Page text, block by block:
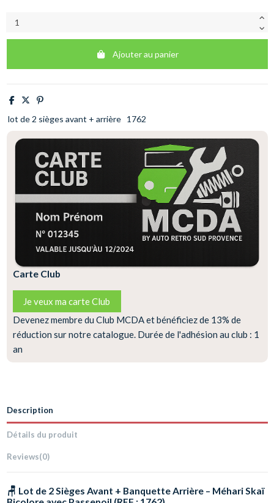
Ajouter au panier
lot de 2 sièges avant + arrière 1762
Carte Club
Je veux ma carte Club
Devenez membre du Club MCDA et bénéficiez de 13% de
réduction sur notre catalogue. Durée de l'adhésion au club : 1
an
Description
Détails du produit
Reviews(0)
🪑 Lot de 2 Sièges Avant + Banquette Arrière – Méhari Skaï